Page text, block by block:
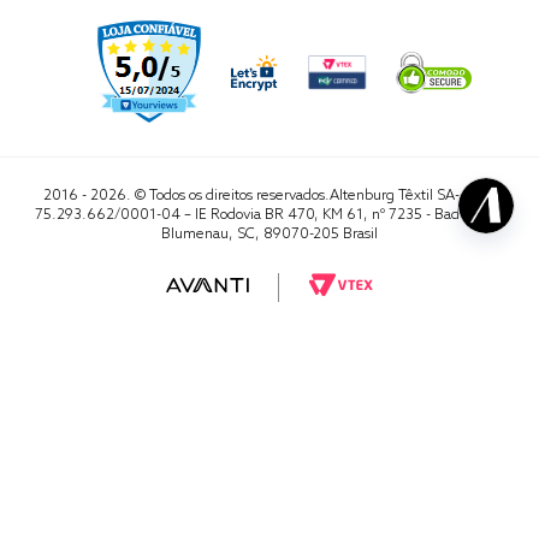
2016 - 2026. © Todos os direitos reservados.Altenburg Têxtil SA- CNPJ
75.293.662/0001-04 – IE Rodovia BR 470, KM 61, nº 7235 - Badenfurt,
Blumenau, SC, 89070-205 Brasil